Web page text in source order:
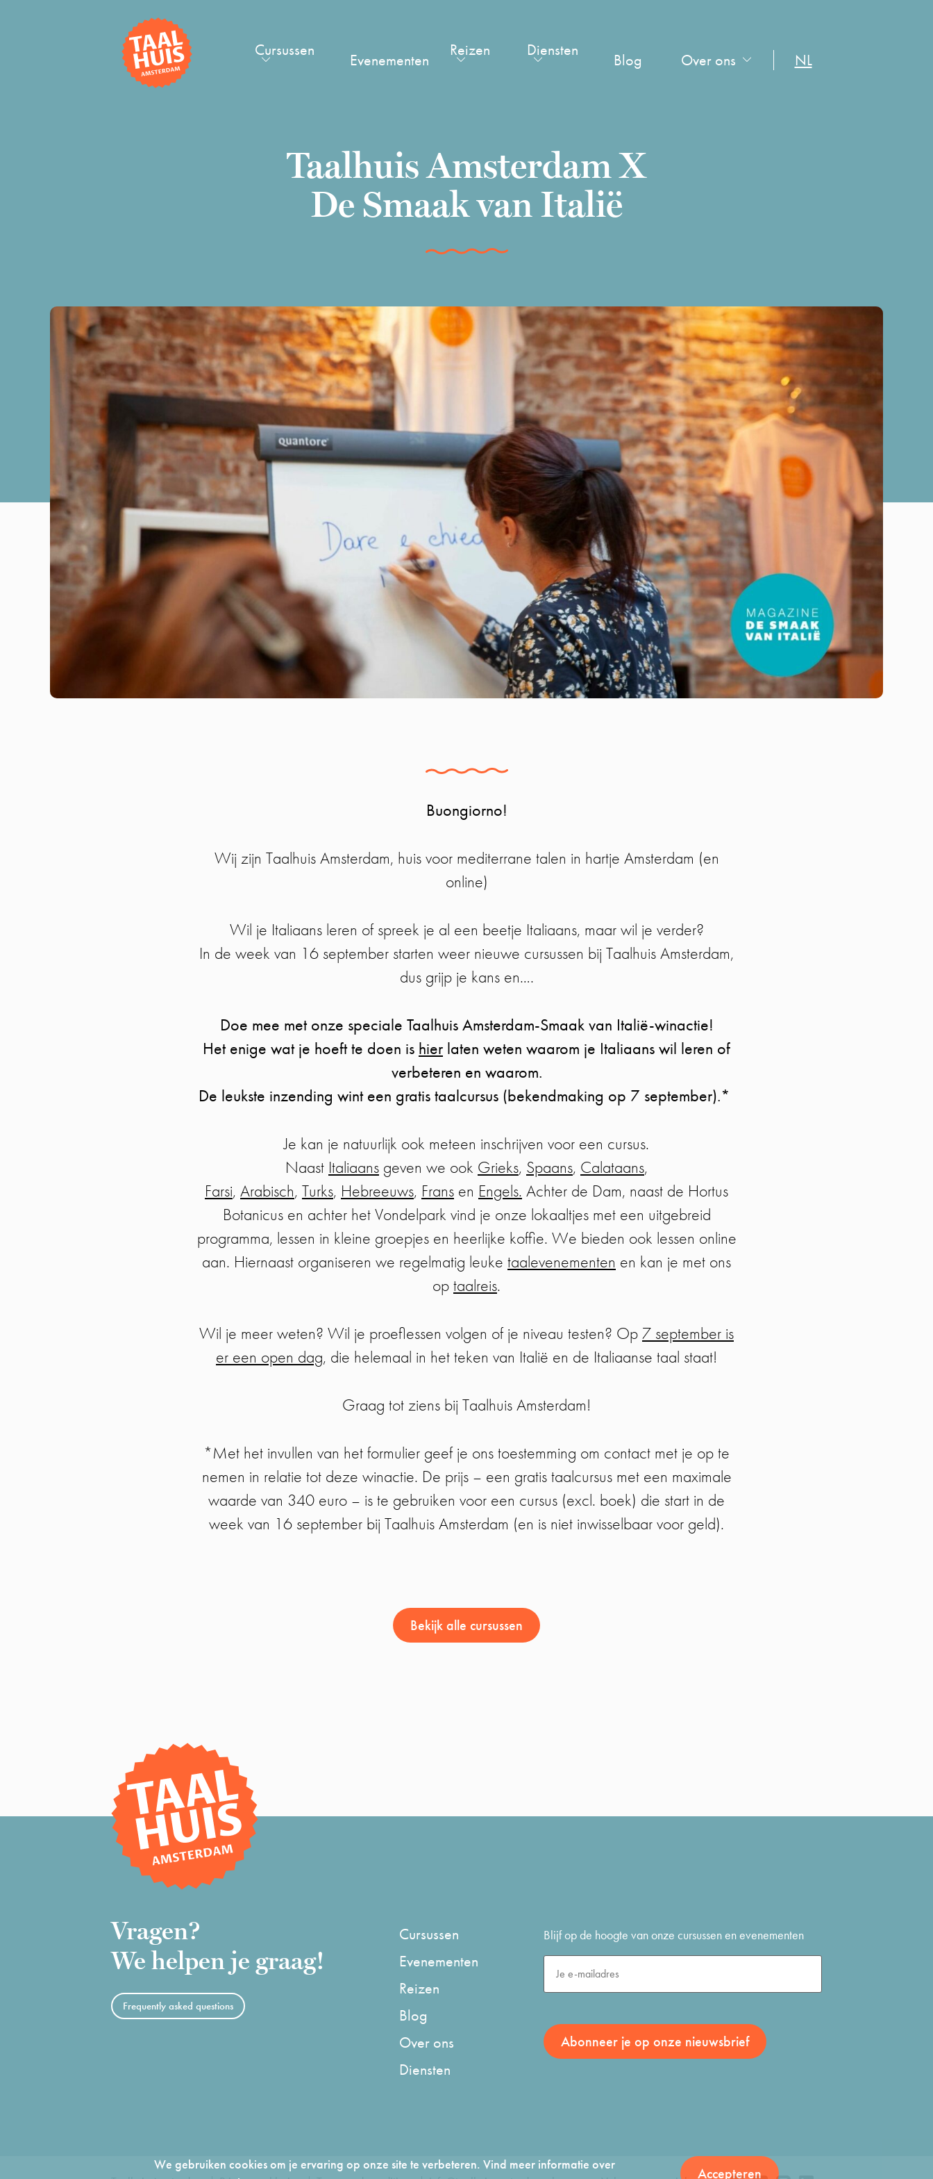
We gebruiken cookies om je ervaring op onze site te verbeteren. Vind meer informatie over
Accepteren
Cursussen Evenementen Reizen Diensten Blog Over ons NL
Taalhuis Amsterdam X
De Smaak van Italië
Buongiorno!
Wij zijn Taalhuis Amsterdam, huis voor mediterrane talen in hartje Amsterdam (en
online)
Wil je Italiaans leren of spreek je al een beetje Italiaans, maar wil je verder?
In de week van 16 september starten weer nieuwe cursussen bij Taalhuis Amsterdam,
dus grijp je kans en….
Doe mee met onze speciale Taalhuis Amsterdam-Smaak van Italië-winactie!
Het enige wat je hoeft te doen is hier laten weten waarom je Italiaans wil leren of
verbeteren en waarom.
De leukste inzending wint een gratis taalcursus (bekendmaking op 7 september).*
Je kan je natuurlijk ook meteen inschrijven voor een cursus.
Naast Italiaans geven we ook Grieks, Spaans, Calataans,
Farsi, Arabisch, Turks, Hebreeuws, Frans en Engels. Achter de Dam, naast de Hortus
Botanicus en achter het Vondelpark vind je onze lokaaltjes met een uitgebreid
programma, lessen in kleine groepjes en heerlijke koffie. We bieden ook lessen online
aan. Hiernaast organiseren we regelmatig leuke taalevenementen en kan je met ons
optaalreis.
Wil je meer weten? Wil je proeflessen volgen of je niveau testen? Op7 september is
er een open dag, die helemaal in het teken van Italië en de Italiaanse taal staat!
Graag tot ziens bij Taalhuis Amsterdam!
*Met het invullen van het formulier geef je ons toestemming om contact met je op te
nemen in relatie tot deze winactie. De prijs – een gratis taalcursus met een maximale
waarde van 340 euro – is te gebruiken voor een cursus (excl. boek) die start in de
week van 16 september bij Taalhuis Amsterdam (en is niet inwisselbaar voor geld).
Bekijk alle cursussen
Vragen?
We helpen je graag!
Frequently asked questions
Cursussen
Evenementen
Reizen
Blog
Over ons
Diensten
Blijf op de hoogte van onze cursussen en evenementen